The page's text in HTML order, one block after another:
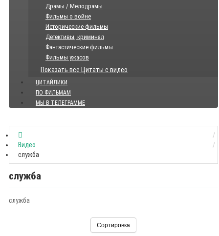
Драмы / Мелодрамы
Фильмы о войне
Исторические фильмы
Детективы, криминал
Фантастические фильмы
Фильмы ужасов
Показать все Цитаты с видео
ЦИТАЙЛИКИ
ПО ФИЛЬМАМ
МЫ В ТЕЛЕГРАММЕ
Видео
служба
служба
служба
Сортировка